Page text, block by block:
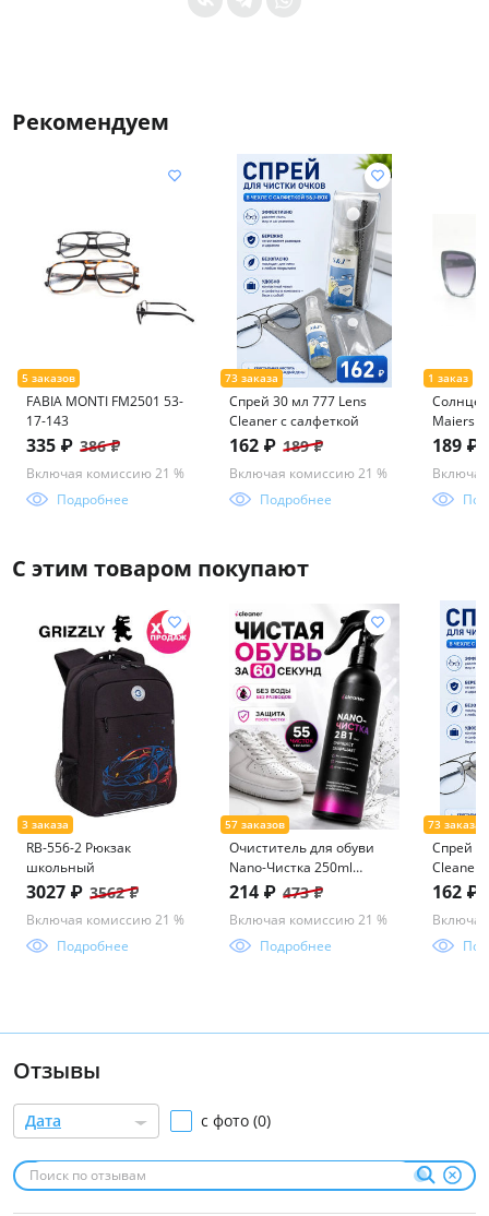
Рекомендуем
FABIA MONTI FM2501 53-
17-143
335 ₽ 386 ₽
Включая комиссию 21 %
Подробнее
Спрей 30 мл 777 Lens
Cleaner с салфеткой
162 ₽ 189 ₽
Включая комиссию 21 %
Подробнее
189 ₽
С этим товаром покупают
RB-556-2 Рюкзак
школьный
3027 ₽ 3562 ₽
Включая комиссию 21 %
Подробнее
Очиститель для обуви
Nano-Чистка 250ml
icleaner
214 ₽ 473 ₽
Включая комиссию 21 %
Подробнее
Спрей
Cleaner
162 ₽
Отзывы
Дата с фото (0)